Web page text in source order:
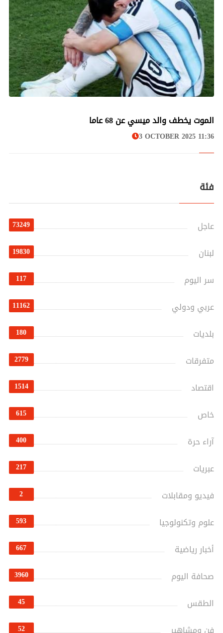
فئة
عاجل 73249
لبنان 19830
سر اليوم 117
عربي ودولي 11162
بلديات 180
متفرقات 2779
اقتصاد 1514
خاص 615
آراء حرة 400
عبريات 217
فيديو ومقابلات 2
علوم وتكنولوجيا 593
أخبار رياضية 667
صحافة اليوم 3960
الطقس 45
52
الموت يخطف والد ميسي عن 68 عاما
3 OCTOBER 2025 11:36